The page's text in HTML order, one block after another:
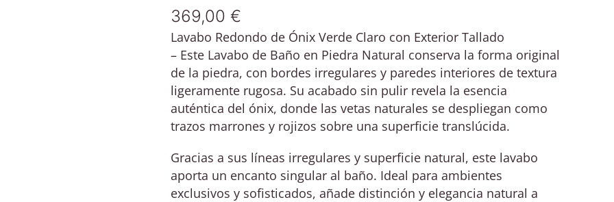
369,00 €
Lavabo Redondo de Ónix Verde Claro con Exterior Tallado
– Este Lavabo de Baño en Piedra Natural conserva la forma original
de la piedra, con bordes irregulares y paredes interiores de textura
ligeramente rugosa. Su acabado sin pulir revela la esencia
auténtica del ónix, donde las vetas naturales se despliegan como
trazos marrones y rojizos sobre una superficie translúcida.
Gracias a sus líneas irregulares y superficie natural, este lavabo
aporta un encanto singular al baño. Ideal para ambientes
exclusivos y sofisticados, añade distinción y elegancia natural a